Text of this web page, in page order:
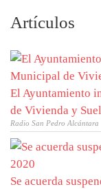
Artículos
El Ayuntamiento
de Vivienda y
Radio San Pedro Alcántara
Se acuerda